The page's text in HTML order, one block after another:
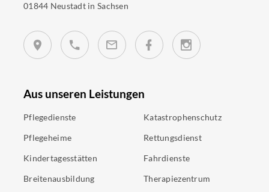
01844 Neustadt in Sachsen
Aus unseren Leistungen
Pflegedienste
Pflegeheime
Kindertagesstätten
Breitenausbildung
Katastrophenschutz
Rettungsdienst
Fahrdienste
Therapiezentrum